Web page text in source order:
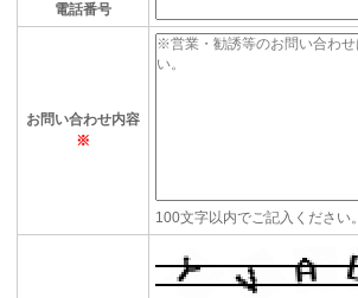
電話番号
お問い合わせ内容
※
100文字以内でご記入ください。